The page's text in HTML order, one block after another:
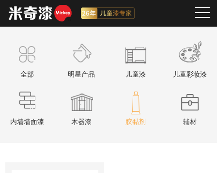
全部 明星产品 儿童漆 儿童彩妆漆
内墙墙面漆 木器漆 胶黏剂 辅材